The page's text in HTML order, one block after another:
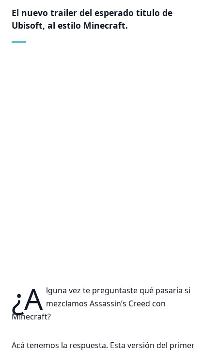
El nuevo trailer del esperado titulo de
Ubisoft, al estilo Minecraft.
¿A lguna vez te preguntaste qué pasaría si
mezclamos Assassin’s Creed con
Minecraft?
Acá tenemos la respuesta. Esta versión del primer